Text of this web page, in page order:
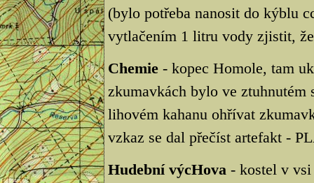
(bylo potřeba nanosit do kýblu
vytlačením 1 litru vody zjistit,
Chemie- kopec Homole, tam
zkumavkách bylo ve ztuhnutém
lihovém kahanu ohřívat
vzkaz se dal přečíst artefakt -
Hudební výcHova- kostel v vsi